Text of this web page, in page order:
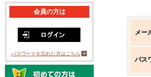
メー
パス
会員の方は
パスワードを忘れた方はこちら